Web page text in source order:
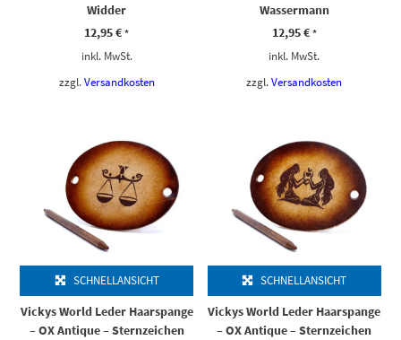
Widder
12,95€ *
inkl. MwSt.
zzgl. Versandkosten
Wassermann
12,95€ *
inkl. MwSt.
zzgl.Versandkosten
SCHNELLANSICHT
Vickys World Leder Haarspange
– OX Antique – Sternzeichen
SCHNELLANSICHT
Vickys World Leder Haarspange
– OX Antique – Sternzeichen